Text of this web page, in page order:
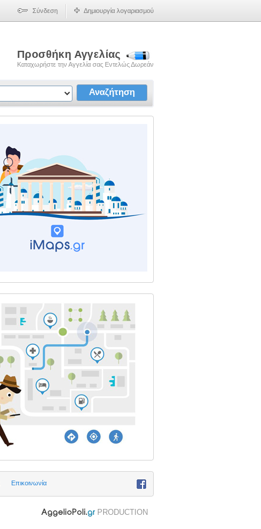
Σύνδεση Δημιουργία λογαριασμού
Προσθήκη Αγγελίας
Καταχωρήστε την Αγγελία σας Εντελώς Δωρεάν
Αναζήτηση
Επικοινωνία
AggelioPoli.gr PRODUCTION